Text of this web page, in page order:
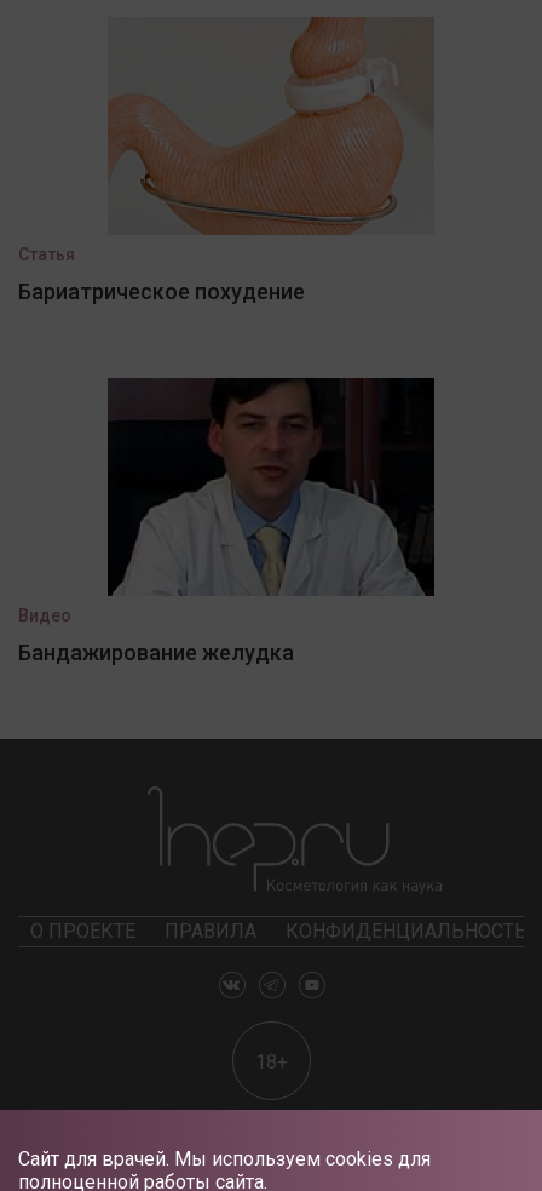
Сайт для врачей. Мы используем cookies для
полноценной работы сайта.
Статья
Бариатрическое похудение
Видео
Бандажирование желудка
О ПРОЕКТЕ ПРАВИЛА КОНФИДЕНЦИАЛЬНОСТЬ
18+